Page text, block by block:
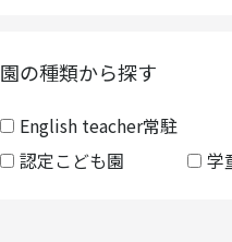
園の種類から探す
English teacher常駐
認定こども園
学